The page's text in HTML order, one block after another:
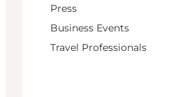
Press
Business Events
Travel Professionals